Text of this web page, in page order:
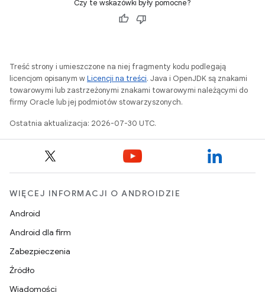
Czy te wskazówki były pomocne?
Treść strony i umieszczone na niej fragmenty kodu podlegają
licencjom opisanym wLicencji na treści. Java i OpenJDK są znakami
towarowymi lub zastrzeżonymi znakami towarowymi należącymi do
firmy Oracle lub jej podmiotów stowarzyszonych.
Ostatnia aktualizacja: 2026-07-30 UTC.
WIĘCEJ INFORMACJI O ANDROIDZIE
Android
Android dla firm
Zabezpieczenia
Źródło
Wiadomości